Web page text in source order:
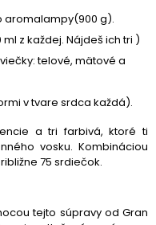
aromalampy(900 g).
z každej. Nájdeš ich tri )
telové, mätové a
v tvare srdca každá).
a tri farbivá, ktoré ti
vosku. Kombináciou
75 srdiečok.
tejto súpravy od Gran